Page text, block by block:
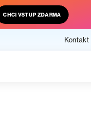
CHCI VSTUP ZDARMA
Kontakt